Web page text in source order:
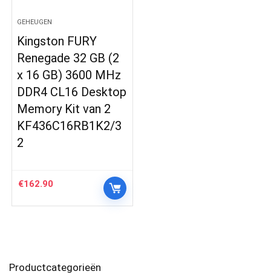
GEHEUGEN
Kingston FURY
Renegade 32 GB (2
x 16 GB) 3600 MHz
DDR4 CL16 Desktop
Memory Kit van 2
KF436C16RB1K2/3
2
€162.90
Productcategorieën